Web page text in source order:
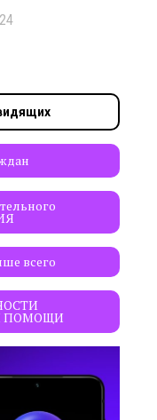
всего
ПОМОЩИ